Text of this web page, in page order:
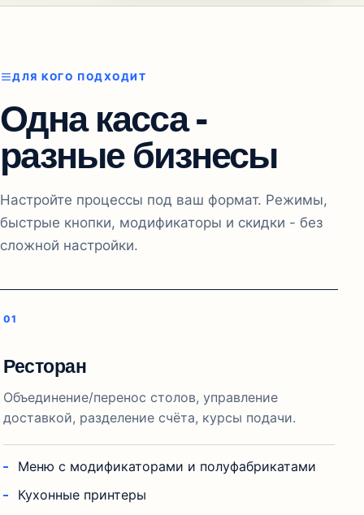
ДЛЯ КОГО ПОДХОДИТ
Одна касса -
разные бизнесы
Настройте процессы под ваш формат. Режимы,
быстрые кнопки, модификаторы и скидки - без
сложной настройки.
Ресторан
Объединение/перенос столов, управление
доставкой, разделение счёта, курсы подачи.
Меню с модификаторами и полуфабрикатами
Кухонные принтеры